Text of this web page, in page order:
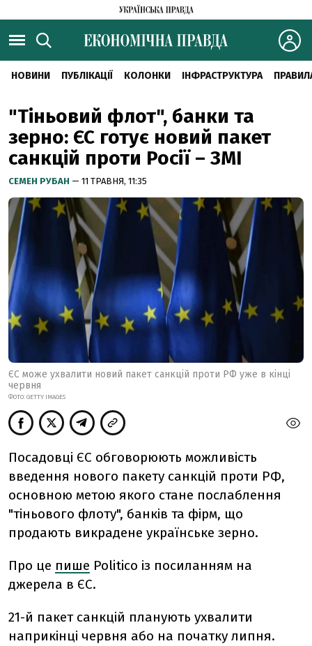
НОВИНИ ПУБЛІКАЦІЇ КОЛОНКИ ІНФРАСТРУКТУРА
"Тіньовий флот", банки та
зерно: ЄС готує новий пакет
санкцій проти Росії – ЗМІ
СЕМЕН РУБАН — 11 ТРАВНЯ, 11:35
ЄС може ухвалити новий пакет санкцій проти РФ уже в кінці
червня
ФОТО: GETTY IMAGES
Посадовці ЄС обговорюють можливість
введення нового пакету санкцій проти РФ,
основною метою якого стане послаблення
"тіньового флоту", банків та фірм, що
продають викрадене українське зерно.
Про це пише Politico із посиланням на
джерела в ЄС.
21-й пакет санкцій планують ухвалити
наприкінці червня або на початку липня.